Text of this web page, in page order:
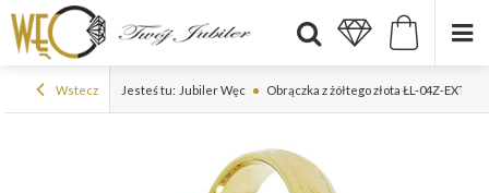
Wstecz Jesteś tu: Jubiler Węc Obrączka z żółtego złota ŁL-04Z-EXTRA